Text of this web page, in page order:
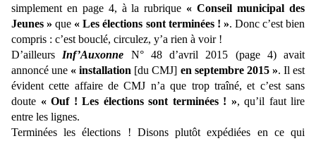
simplement en page 4, à la rubrique « Conseil municipal des
Jeunes » que « Les élections sont terminées ! ». Donc c’est bien
compris : c’est bouclé, circulez, y’a rien à voir !
D’ailleurs Inf’Auxonne N° 48 d’avril 2015 (page 4) avait
annoncé une « installation [du CMJ] en septembre 2015 ». Il est
évident cette affaire de CMJ n’a que trop traîné, et c’est sans
doute « Ouf ! Les élections sont terminées ! », qu’il faut lire
entre les lignes.
Terminées les élections ! Disons plutôt expédiées en ce qui